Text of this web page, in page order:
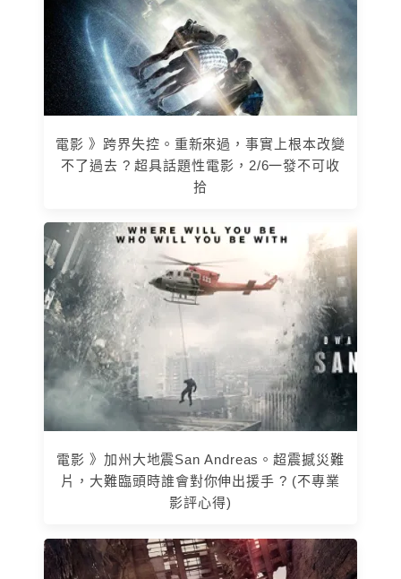
電影 》跨界失控。重新來過，事實上根本改變
不了過去 ? 超具話題性電影，2/6一發不可收
拾
電影 》加州大地震San Andreas。超震撼災難
片，大難臨頭時誰會對你伸出援手 ? (不專業
影評心得)